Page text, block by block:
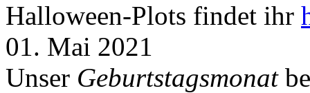
Halloween-Plots findet ihr
01. Mai 2021
Unser Geburtstagsmonat